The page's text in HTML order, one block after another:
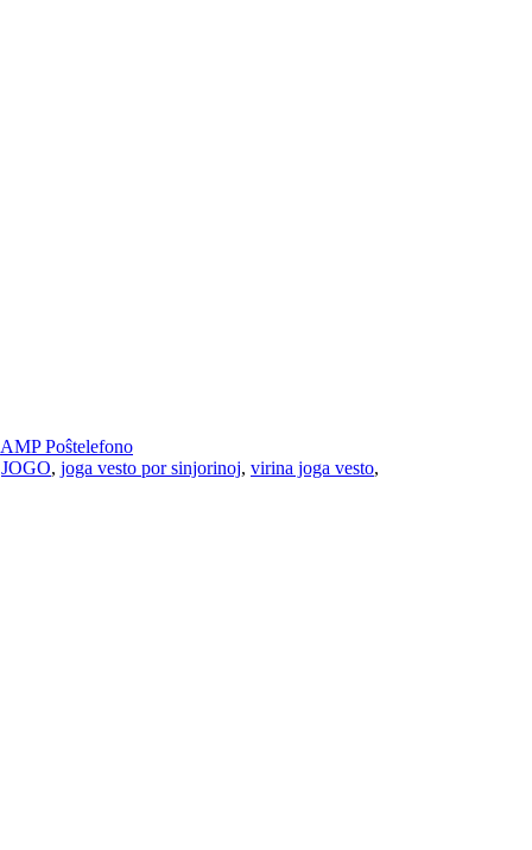
AMP Poŝtelefono
JOGO, joga vesto por sinjorinoj, virina joga vesto,